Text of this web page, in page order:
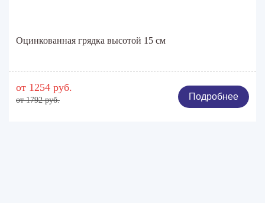
Оцинкованная грядка высотой 15 см
от 1254 руб.
от 1792 руб. Подробнее